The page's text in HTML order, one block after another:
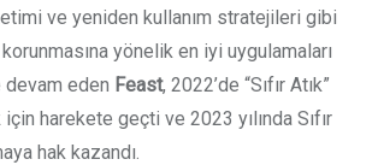
ve yeniden kullanım stratejileri gibi
yönelik en iyi uygulamaları
eden Feast, 2022’de “Sıfır Atık”
harekete geçti ve 2023 yılında Sıfır
hak kazandı.